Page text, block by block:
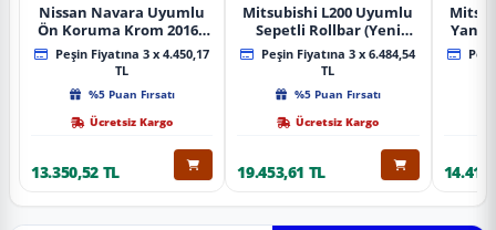
Nissan Navara Uyumlu
Ön Koruma Krom 2016+
Pst14 Parça
Peşin Fiyatına 3 x 4.450,17
TL
%5 Puan Fırsatı
Ücretsiz Kargo
13.350,52 TL
Mitsubishi L200 Uyumlu
Sepetli Rollbar (Yeni
Nesil Sepetli Roll Bar
Aqm-M10)
Peşin Fiyatına 3 x 6.484,54
TL
%5 Puan Fırsatı
Ücretsiz Kargo
19.453,61 TL
Yan